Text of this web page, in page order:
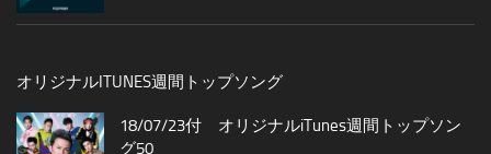
オリジナルITUNES週間トップソング
18/07/23付 オリジナルiTunes週間トップソン
グ50